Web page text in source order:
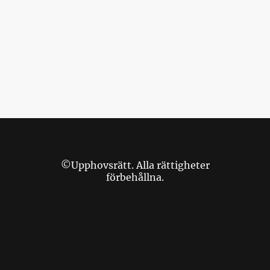
©Upphovsrätt. Alla rättigheter
förbehållna.